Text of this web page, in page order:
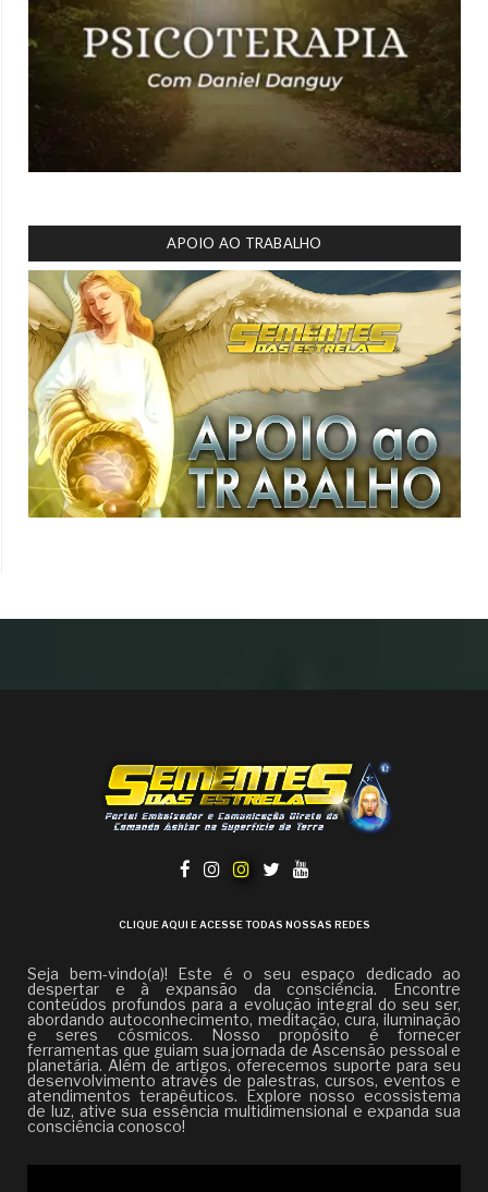
APOIO AO TRABALHO
CLIQUE AQUI E ACESSE TODAS NOSSAS REDES
Seja bem-vindo(a)! Este é o seu espaço dedicado ao
despertar e à expansão da consciência. Encontre
conteúdos profundos para a evolução integral do seu ser,
abordando autoconhecimento, meditação, cura, iluminação
e seres cósmicos. Nosso propósito é fornecer
ferramentas que guiam sua jornada de Ascensão pessoal e
planetária. Além de artigos, oferecemos suporte para seu
desenvolvimento através de palestras, cursos, eventos e
atendimentos terapêuticos. Explore nosso ecossistema
de luz, ative sua essência multidimensional e expanda sua
consciência conosco!